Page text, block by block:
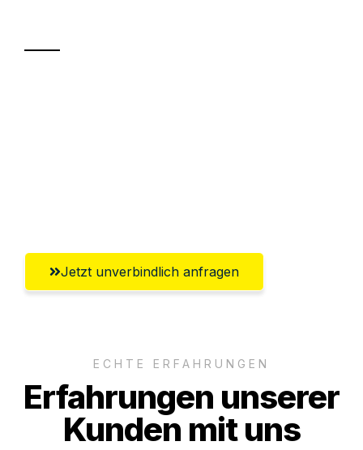
Jetzt unverbindlich anfragen
ECHTE ERFAHRUNGEN
Erfahrungen unserer
Kunden mit uns